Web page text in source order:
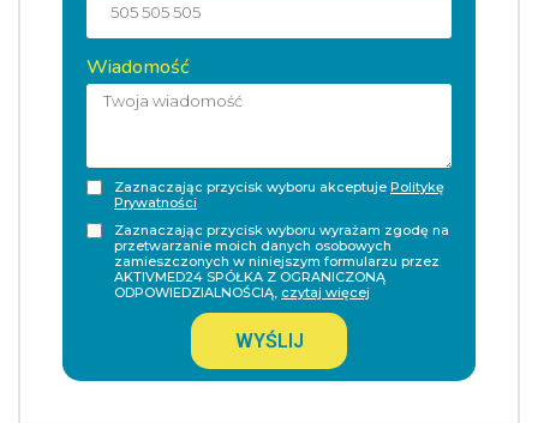
Wiadomość
Zaznaczając przycisk wyboru akceptuje Politykę
Prywatności
Zaznaczając przycisk wyboru wyrażam zgodę na
przetwarzanie moich danych osobowych
zamieszczonych w niniejszym formularzu przez
AKTIVMED24 SPÓŁKA Z OGRANICZONĄ
ODPOWIEDZIALNOŚCIĄ, czytaj więcej
WYŚLIJ